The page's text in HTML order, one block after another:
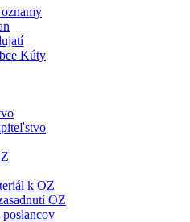
Kúty
k OZ
OZ